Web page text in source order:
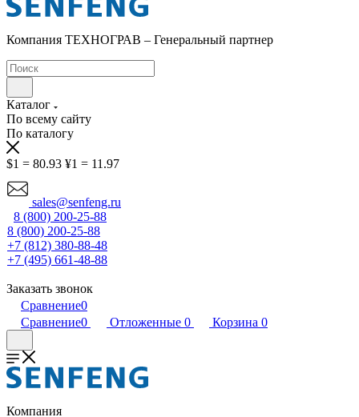
Компания ТЕХНОГРАВ – Генеральный партнер
Каталог
По всему сайту
По каталогу
$1 = 80.93 ¥1 = 11.97
sales@senfeng.ru
8 (800) 200-25-88
8 (800) 200-25-88
+7 (812) 380-88-48
+7 (495) 661-48-88
Заказать звонок
Сравнение0
Сравнение0 Отложенные 0 Корзина 0
Компания